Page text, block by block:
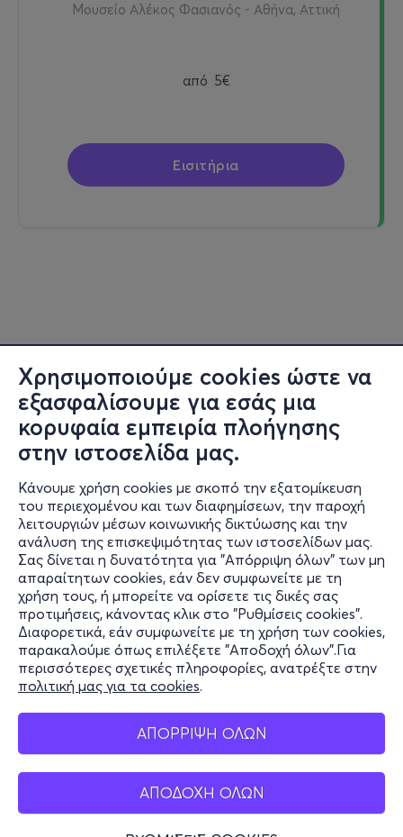
Χρησιμοποιούμε cookies ώστε να
εξασφαλίσουμε για εσάς μια
κορυφαία εμπειρία πλοήγησης
στην ιστοσελίδα μας.
Κάνουμε χρήση cookies με σκοπό την εξατομίκευση
του περιεχομένου και των διαφημίσεων, την παροχή
λειτουργιών μέσων κοινωνικής δικτύωσης και την
ανάλυση της επισκεψιμότητας των ιστοσελίδων μας.
Σας δίνεται η δυνατότητα για "Απόρριψη όλων" των μη
απαραίτητων cookies, εάν δεν συμφωνείτε με τη
χρήση τους, ή μπορείτε να ορίσετε τις δικές σας
προτιμήσεις, κάνοντας κλικ στο "Ρυθμίσεις cookies".
Διαφορετικά, εάν συμφωνείτε με τη χρήση των cookies,
παρακαλούμε όπως επιλέξετε "Αποδοχή όλων".Για
περισσότερες σχετικές πληροφορίες, ανατρέξτε στην
πολιτική μας για τα cookies.
ΑΠΟΡΡΙΨΗ ΟΛΩΝ
ΑΠΟΔΟΧΗ ΟΛΩΝ
Μουσείο Αλέκος Φασιανός - Αθήνα, Αττική
από 5€
Εισιτήρια
Πληροφορίες
Υποστήριξη
Stay Connected
Mobile app